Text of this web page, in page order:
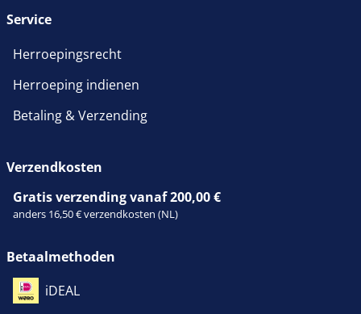
Service
Herroepingsrecht
Herroeping indienen
Betaling & Verzending
Verzendkosten
Gratis verzending vanaf 200,00 €
anders 16,50 € verzendkosten (NL)
Betaalmethoden
iDEAL